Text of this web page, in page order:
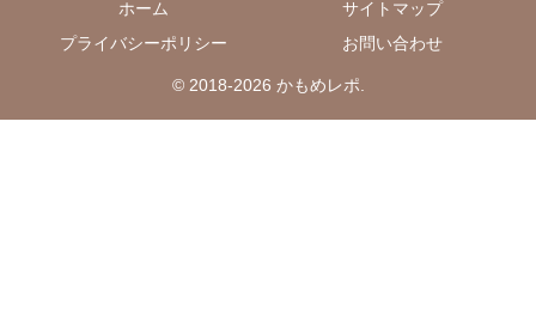
ホーム
サイトマップ
プライバシーポリシー
お問い合わせ
© 2018-2026 かもめレポ.